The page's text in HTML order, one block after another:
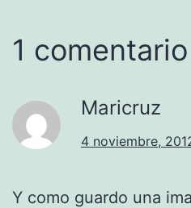
1 comentario
Maricruz
4 noviembre,
Y como guardo una